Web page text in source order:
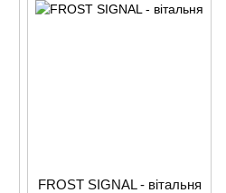
FROST SIGNAL - вітальня